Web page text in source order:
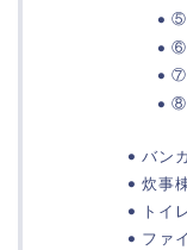
⑤
⑥
⑦
⑧
バン
炊事
トイ
ファ